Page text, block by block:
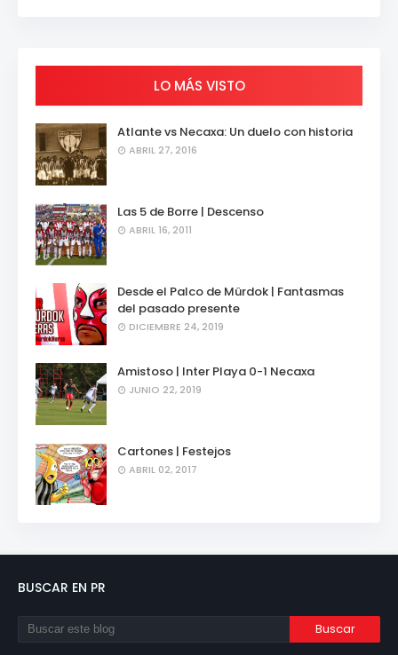
LO MÁS VISTO
Atlante vs Necaxa: Un duelo con historia
ABRIL 27, 2016
Las 5 de Borre | Descenso
ABRIL 16, 2011
Desde el Palco de Mürdok | Fantasmas
del pasado presente
DICIEMBRE 24, 2019
Amistoso | Inter Playa 0-1 Necaxa
JUNIO 22, 2019
Cartones | Festejos
ABRIL 02, 2017
BUSCAR EN PR